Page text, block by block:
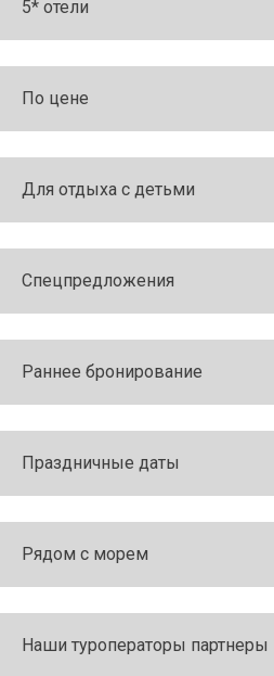
5* отели
По цене
Для отдыха с детьми
Спецпредложения
Раннее бронирование
Праздничные даты
Рядом с морем
Наши туроператоры партнеры